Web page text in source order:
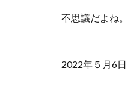
不思議だよね。
2022年５月6日